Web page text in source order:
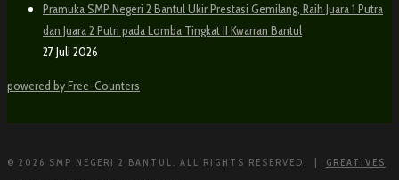
Pramuka SMP Negeri 2 Bantul Ukir Prestasi Gemilang, Raih Juara 1 Putra
dan Juara 2 Putri pada Lomba Tingkat II Kwarran Bantul
27 Juli 2026
powered by Free-Counters
© 2026 SMP NEGERI 2 BANTUL. ALL RIGHTS RESERVED. | GREATIVES